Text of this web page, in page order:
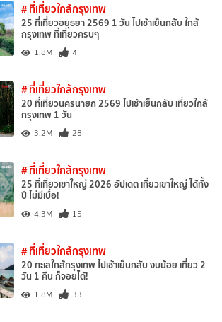
# ที่เที่ยวใกล้กรุงเทพ
25 ที่เที่ยวอยุธยา 2569 1 วัน ไปเช้าเย็นกลับ ใกล้
กรุงเทพ ที่เที่ยวครบๆ
1.8M 4
# ที่เที่ยวใกล้กรุงเทพ
20 ที่เที่ยวนครนายก 2569 ไปเช้าเย็นกลับ เที่ยวใกล้
กรุงเทพ 1 วัน
3.2M 28
# ที่เที่ยวใกล้กรุงเทพ
25 ที่เที่ยวเขาใหญ่ 2026 อัปเดต เที่ยวเขาใหญ่ ได้ทั้ง
ปี ไม่มีเบื่อ!
4.3M 15
# ที่เที่ยวใกล้กรุงเทพ
20 ทะเลใกล้กรุงเทพ ไปเช้าเย็นกลับ งบน้อย เที่ยว 2
วัน 1 คืน ก็จอยได้!
1.8M 33